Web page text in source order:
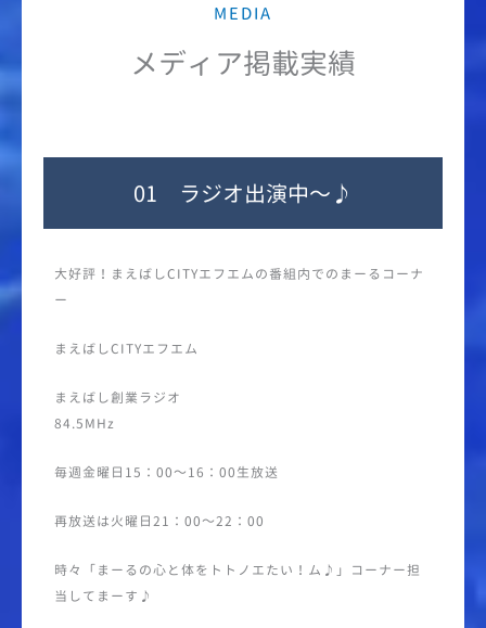
MEDIA
メディア掲載実績
01 ラジオ出演中〜♪
大好評！まえばしCITYエフエムの番組内でのまーるコーナ
ー
まえばしCITYエフエム
まえばし創業ラジオ
84.5MHz
毎週金曜日15：00～16：00生放送
再放送は火曜日21：00～22：00
時々「まーるの心と体をトトノエたい！ム♪」コーナー担
当してまーす♪